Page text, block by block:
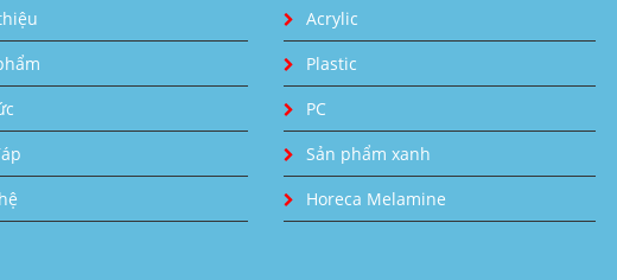
Acrylic
Plastic
PC
Sản phẩm xanh
Horeca Melamine